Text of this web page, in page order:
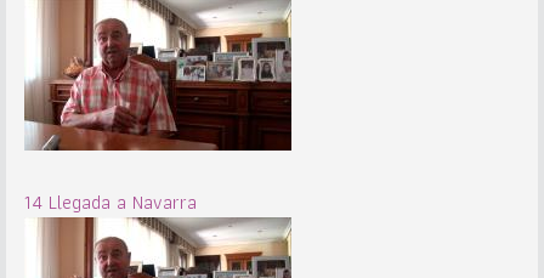
14 Llegada a Navarra